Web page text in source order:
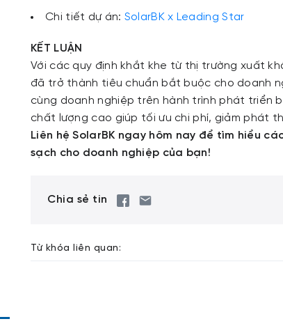
Chi tiết dự án: SolarBK x Leading Star
KẾT LUẬN
Với các quy định khắt khe từ thị trường xuất
đã trở thành tiêu chuẩn bắt buộc cho doanh
cùng doanh nghiệp trên hành trình phát triển
chất lượng cao giúp tối ưu chi phí, giảm phát
Liên hệ SolarBK ngay hôm nay để tìm hiểu
sạch cho doanh nghiệp của bạn!
Chia sẻ tin
Từ khóa liên quan: